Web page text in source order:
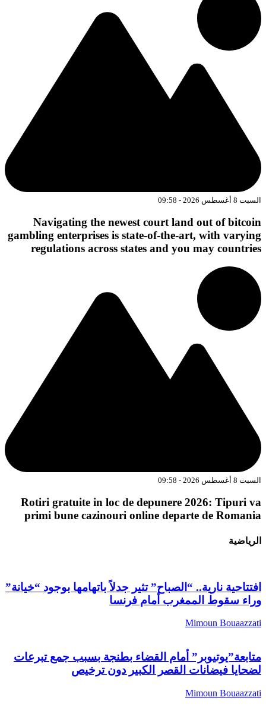
السبت 8 أغسطس 2026 - 09:58
Navigating the newest court land out of bitcoin
gambling enterprises is state-of-the-art, with varying
regulations across states and you may countries
السبت 8 أغسطس 2026 - 09:58
Rotiri gratuite in loc de depunere 2026: Tipuri va
primi bune cazinouri online departe de Romania
الرياضية
افتتاحية نارية.. “الصباح” تثير جدلاً باتهامها بوجود “خيانة”
وراء سقوط الممغرب أمام فرنسا
Mimoun Bouaazzati
متابعة”يوتيوبر” أمام القضاء بطنجة بسبب جمع تبرعات
لضحايا فيضانات القصر الكبير دون ترخيص
Mimoun Bouaazzati